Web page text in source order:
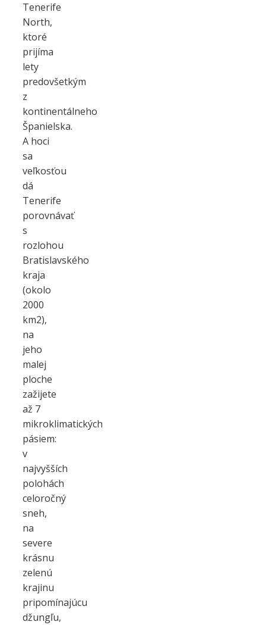
Tenerife
North,
ktoré
prijíma
lety
predovšetkým
z
kontinentálneho
Španielska.
A hoci
sa
veľkosťou
dá
Tenerife
porovnávať
s
rozlohou
Bratislavského
kraja
(okolo
2000
km2),
na
jeho
malej
ploche
zažijete
až 7
mikroklimatických
pásiem:
v
najvyšších
polohách
celoročný
sneh,
na
severe
krásnu
zelenú
krajinu
pripomínajúcu
džungľu,